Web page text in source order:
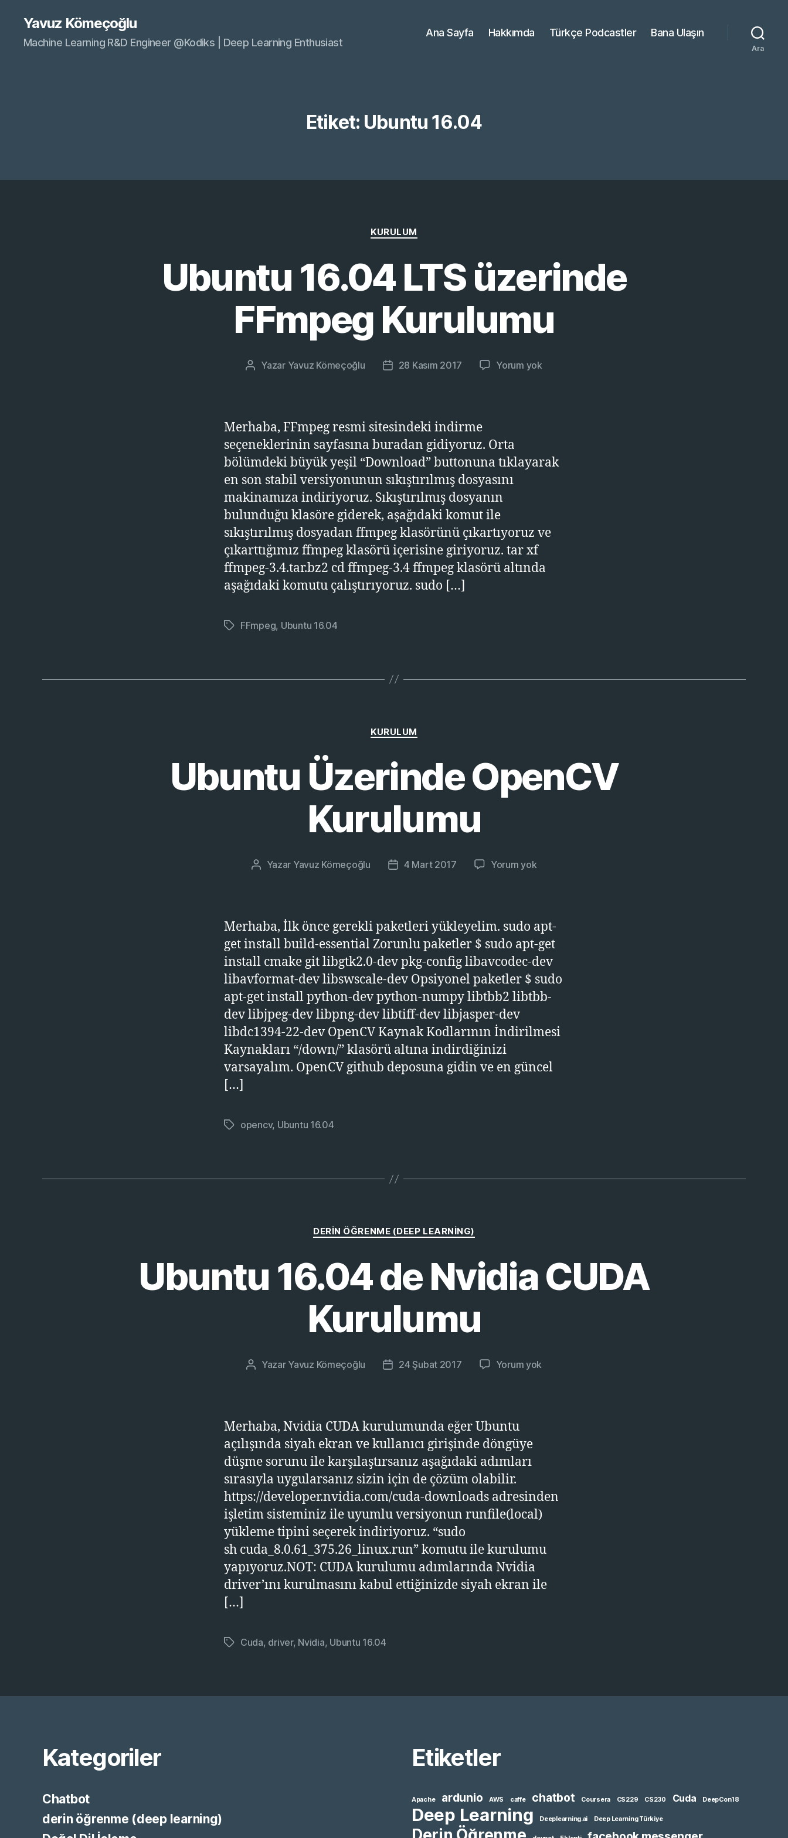
Yavuz Kömeçoğlu
Machine Learning R&D Engineer @Kodiks | Deep Learning Enthusiast
Ana Sayfa Hakkımda Türkçe Podcastler Bana Ulaşın
Ara
Etiket: Ubuntu 16.04
Kategoriler
KURULUM
Ubuntu 16.04 LTS üzerinde
FFmpeg Kurulumu
Yazının
Yazar Yavuz Kömeçoğlu
Yazı28 Kasım 2017 Yorum yokUbuntu
Merhaba, FFmpeg resmi sitesindeki indirme
seçeneklerinin sayfasına buradan gidiyoruz. Orta
bölümdeki büyük yeşil “Download” buttonuna tıklayarak
en son stabil versiyonunun sıkıştırılmış dosyasını
makinamıza indiriyoruz. Sıkıştırılmış dosyanın
bulunduğu klasöre giderek, aşağıdaki komut ile
sıkıştırılmış dosyadan ffmpeg klasörünü çıkartıyoruz ve
çıkarttığımız ffmpeg klasörü içerisine giriyoruz. tar xf
ffmpeg-3.4.tar.bz2 cd ffmpeg-3.4 ffmpeg klasörü altında
aşağıdaki komutu çalıştırıyoruz. sudo […]
Etiketler
FFmpeg, Ubuntu 16.04
Kategoriler
KURULUM
Ubuntu Üzerinde OpenCV
Kurulumu
Yazının
Yazar Yavuz Kömeçoğlu
Yazı4 Mart 2017 Yorum yokUbuntu
Merhaba, İlk önce gerekli paketleri yükleyelim. sudo apt-
get install build-essential Zorunlu paketler $ sudo apt-get
install cmake git libgtk2.0-dev pkg-config libavcodec-dev
libavformat-dev libswscale-dev Opsiyonel paketler $ sudo
apt-get install python-dev python-numpy libtbb2 libtbb-
dev libjpeg-dev libpng-dev libtiff-dev libjasper-dev
libdc1394-22-dev OpenCV Kaynak Kodlarının İndirilmesi
Kaynakları “/down/” klasörü altına indirdiğinizi
varsayalım. OpenCV github deposuna gidin ve en güncel
[…]
Etiketler
opencv, Ubuntu 16.04
Kategoriler
DERIN ÖĞRENME (DEEP LEARNING)
Ubuntu 16.04 de Nvidia CUDA
Kurulumu
Yazının
Yazar Yavuz Kömeçoğlu
Yazı24 Şubat 2017 Yorum yok
Merhaba, Nvidia CUDA kurulumunda eğer Ubuntu
açılışında siyah ekran ve kullanıcı girişinde döngüye
düşme sorunu ile karşılaştırsanız aşağıdaki adımları
sırasıyla uygularsanız sizin için de çözüm olabilir.
https://developer.nvidia.com/cuda-downloads adresinden
işletim sisteminiz ile uyumlu versiyonun runfile(local)
yükleme tipini seçerek indiriyoruz. “sudo
sh cuda_8.0.61_375.26_linux.run” komutu ile kurulumu
yapıyoruz.NOT: CUDA kurulumu adımlarında Nvidia
driver’ını kurulmasını kabul ettiğinizde siyah ekran ile
[…]
Etiketler
Cuda, driver, Nvidia, Ubuntu 16.04
Kategoriler
Chatbot
derin öğrenme (deep learning)
Etiketler
Apache ardunio AWS caffe chatbot Coursera CS229 CS230 Cuda DeepCon18
Deep Learning Deeplearning.ai Deep Learning Türkiye
Derin Öğrenme